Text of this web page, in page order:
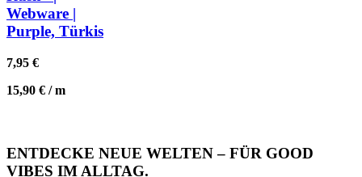
Webware |
Purple, Türkis
7,95 €
15,90 € /m
ENTDECKE NEUE WELTEN – FÜR GOOD
VIBES IM ALLTAG.